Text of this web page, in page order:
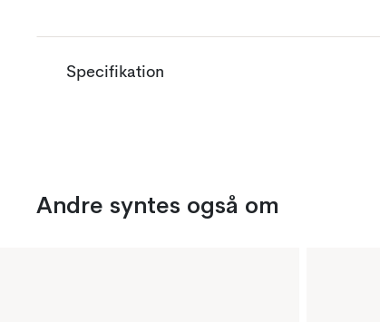
Specifikation
Andre syntes også om